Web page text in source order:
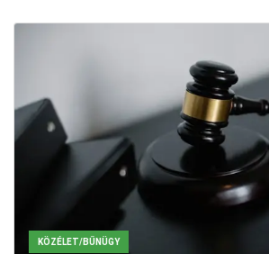
KÖZÉLET/BŰNÜGY